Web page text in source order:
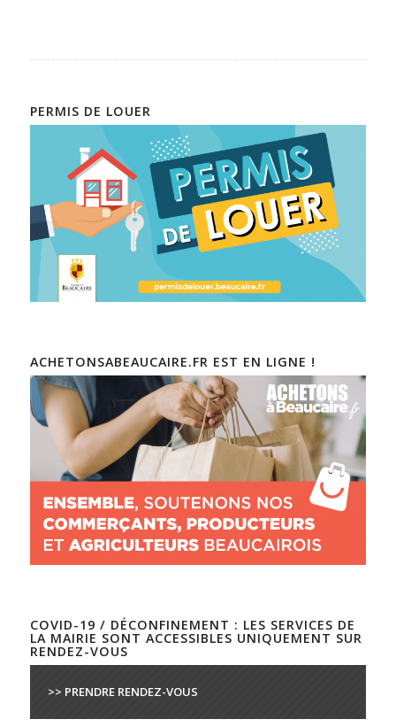
PERMIS DE LOUER
ACHETONSABEAUCAIRE.FR EST EN LIGNE !
COVID-19 / DÉCONFINEMENT : LES SERVICES DE
LA MAIRIE SONT ACCESSIBLES UNIQUEMENT SUR
RENDEZ-VOUS
>> PRENDRE RENDEZ-VOUS